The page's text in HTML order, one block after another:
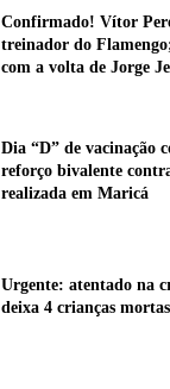
Confirmado! Vítor
treinador do
com a volta de Jorge
Dia “D” de vacinação
reforço bivalente
realizada em Maricá
Urgente: atentado na
deixa 4 crianças